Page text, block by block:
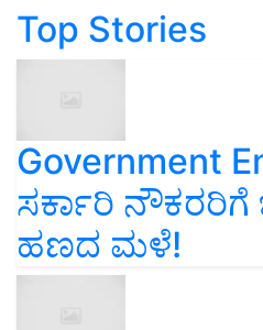
Top Stories
Government
ಸರ್ಕಾರಿ ನೌಕರರಿಗೆ
ಹಣದ ಮಳೆ!